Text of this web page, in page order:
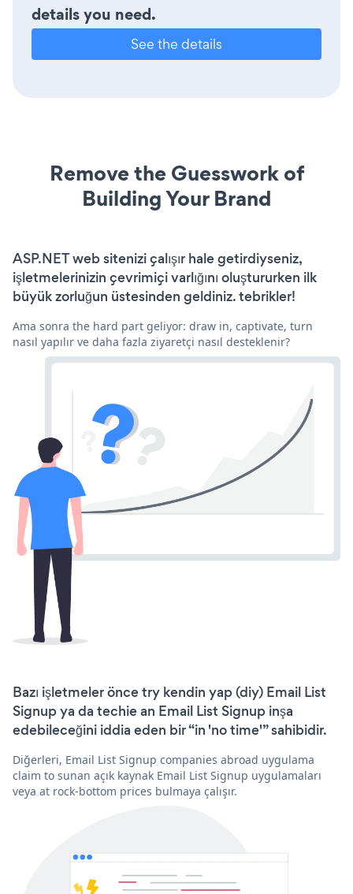
details you need.
See the details
Remove the Guesswork of
Building Your Brand
ASP.NET web sitenizi çalışır hale getirdiyseniz,
işletmelerinizin çevrimiçi varlığını oluştururken ilk
büyük zorluğun üstesinden geldiniz. tebrikler!
Ama sonra the hard part geliyor: draw in, captivate, turn
nasıl yapılır ve daha fazla ziyaretçi nasıl desteklenir?
Bazı işletmeler önce try kendin yap (diy) Email List
Signup ya da techie an Email List Signup inşa
edebileceğini iddia eden bir “in 'no time'” sahibidir.
Diğerleri, Email List Signup companies abroad uygulama
claim to sunan açık kaynak Email List Signup uygulamaları
veya at rock-bottom prices bulmaya çalışır.